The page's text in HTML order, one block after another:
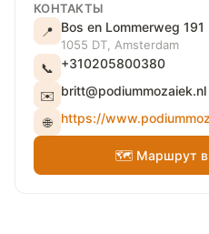
КОНТАКТЫ
📍 Bos en Lommerweg 191
1055 DT, Amsterdam
📞 +310205800380
✉️ britt@podiummozaiek.nl
🌐 https://
🗺 Маршрут в